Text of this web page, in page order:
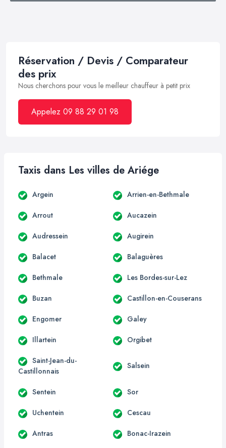
Réservation / Devis / Comparateur
des prix
Nous cherchons pour vous le meilleur chauffeur à petit prix
Appelez 09 88 29 01 98
Taxis dans Les villes de Ariége
Argein Arrien-en-Bethmale
Arrout Aucazein
Audressein Augirein
Balacet Balaguères
Bethmale Les Bordes-sur-Lez
Buzan Castillon-en-Couserans
Engomer Galey
Illartein Orgibet
Saint-Jean-du-
Castillonnais
Salsein
Sentein Sor
Uchentein Cescau
Antras Bonac-Irazein